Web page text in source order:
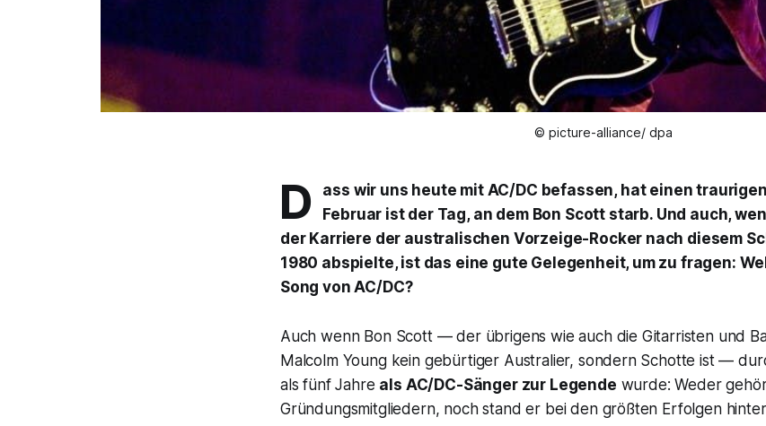
© picture-alliance/ dpa
D
ass wir uns heute mit AC/DC befassen, hat einen traurigen
Februar ist der Tag, an dem Bon Scott starb. Und auch,
der Karriere der australischen Vorzeige-Rocker nach diesem
1980 abspielte, ist das eine gute Gelegenheit, um zu fragen:
Song von AC/DC?
Auch wenn Bon Scott — der übrigens wie auch die Gitarristen und
Malcolm Young kein gebürtiger Australier, sondern Schotte ist —
als fünf Jahre als AC/DC-Sänger zur Legende wurde: Weder
Gründungsmitgliedern, noch stand er bei den größten Erfolgen